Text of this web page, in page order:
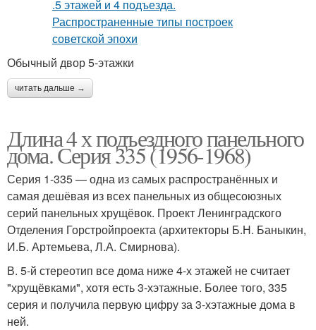
Обычный двор 5-этажки
читать дальше →
Длина 4 х подъездного панельного
дома. Серия 335 (1956-1968)
Серия 1-335 — одна из самых распространённых и
самая дешёвая из всех панельных из общесоюзных
серий панельных хрущёвок. Проект Ленинградского
Отделения Горстройпроекта (архитекторы Б.Н. Баныкин,
И.Б. Артемьева, Л.А. Смирнова).
В. 5-й стереотип все дома ниже 4-х этажей не считает
"хрущёвками", хотя есть 3-хэтажные. Более того, 335
серия и получила первую цифру за 3-хэтажные дома в
ней.